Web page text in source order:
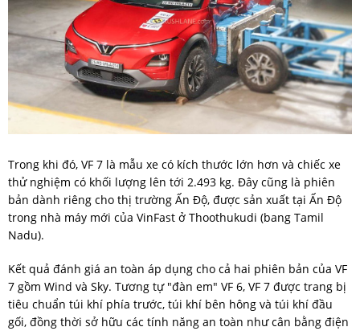
Trong khi đó, VF 7 là mẫu xe có kích thước lớn hơn và chiếc xe
thử nghiệm có khối lượng lên tới 2.493 kg. Đây cũng là phiên
bản dành riêng cho thị trường Ấn Độ, được sản xuất tại Ấn Độ
trong nhà máy mới của VinFast ở Thoothukudi (bang Tamil
Nadu).
Kết quả đánh giá an toàn áp dụng cho cả hai phiên bản của VF
7 gồm Wind và Sky. Tương tự "đàn em" VF 6, VF 7 được trang bị
tiêu chuẩn túi khí phía trước, túi khí bên hông và túi khí đầu
gối, đồng thời sở hữu các tính năng an toàn như cân bằng điện